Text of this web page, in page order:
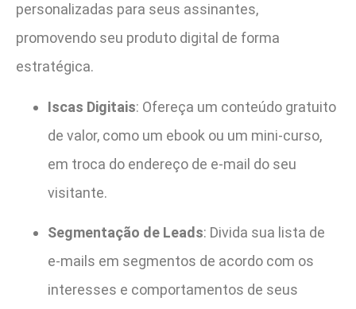
personalizadas para seus assinantes,
promovendo seu produto digital de forma
estratégica.
Iscas Digitais: Ofereça um conteúdo gratuito
de valor, como um ebook ou um mini-curso,
em troca do endereço de e-mail do seu
visitante.
Segmentação de Leads: Divida sua lista de
e-mails em segmentos de acordo com os
interesses e comportamentos de seus